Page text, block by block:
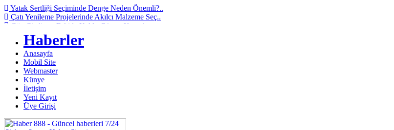
Yatak Sertliği Seçiminde Denge Neden Önemli?..
Çatı Yenileme Projelerinde Akılcı Malzeme Seç..
Göz Çizdirme Eskide Kaldı: Görme Kusurlarının..
Lazerden Korktuğunuz İçin Gözlüğe Mahkûm
Olma..
İstanbul Pizza Factory Ümraniye’de Lezzet Ara..
Saç Ekimi Nedir ve Nasıl Yapılır? Murat Makas..
Binalarda Enerji Verimliliğinin Geleceği: Yen..
Geleceğin Piyanisti Olarak Gösterilen Fazıl A..
Video yerelleştirme pazarında öne çıkan yeni ..
Ankara’da Sağlıklı Gülüşlerin Adresi: Sincan ..
Haberler
Anasayfa
Mobil Site
Webmaster
Künye
İletişim
Yeni Kayıt
Üye Girişi